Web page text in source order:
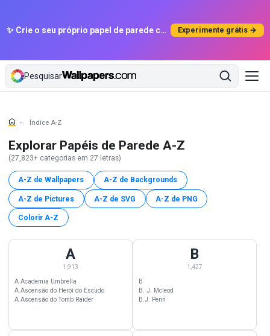
✨ Crie o seu próprio papel de parede com IA Experimente grátis →
Pesquisar
Índice A-Z
Explorar Papéis de Parede A-Z
(27,823+ categorias em 27 letras)
A-Z de Wallpapers A-Z de Backgrounds
A-Z de Pictures A-Z de SVG A-Z de PNG
Colorir A-Z
A Wallpapers — 1,913 categorias começando com A
A
1,913
A Academia Umbrella
A Ascensão do Herói do Escudo
A Ascensão do Tomb Raider
B Wallpapers — 1,427 categorias
B
1,427
B
B. J. Mcleod
B.J. Penn